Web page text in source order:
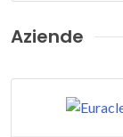
Aziende